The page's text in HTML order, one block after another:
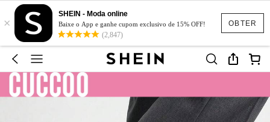
OBTER
×
SHEIN - Moda online
Baixe o App e ganhe cupom exclusivo de 15% OFF!
(2,847)